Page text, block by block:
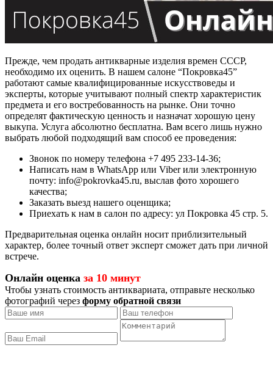
Прежде, чем продать антикварные изделия времен СССР,
необходимо их оценить. В нашем салоне “Покровка45”
работают самые квалифицированные искусствоведы и
эксперты, которые учитывают полный спектр характеристик
предмета и его востребованность на рынке. Они точно
определят фактическую ценность и назначат хорошую цену
выкупа. Услуга абсолютно бесплатна. Вам всего лишь нужно
выбрать любой подходящий вам способ ее проведения:
Звонок по номеру телефона +7 495 233-14-36;
Написать нам в WhatsApp или Viber или электронную
почту: info@pokrovka45.ru, выслав фото хорошего
качества;
Заказать выезд нашего оценщика;
Приехать к нам в салон по адресу: ул Покровка 45 стр. 5.
Предварительная оценка онлайн носит приблизительный
характер, более точный ответ эксперт сможет дать при личной
встрече.
Онлайн оценка за 10 минут
Чтобы узнать стоимость антиквариата, отправьте несколько
фотографий через форму обратной связи